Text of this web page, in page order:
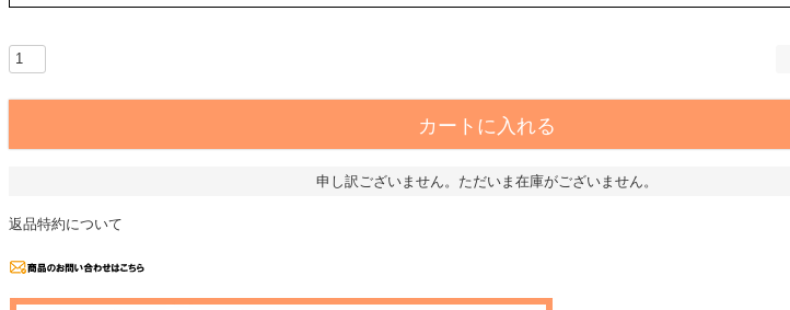
カートに入れる
申し訳ございません。ただいま在庫がございません。
返品特約について